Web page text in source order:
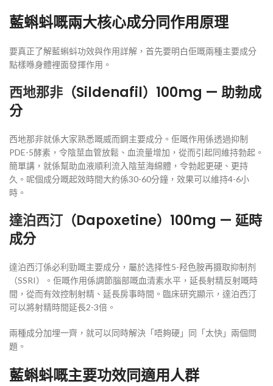
藍蝌蚪嘅兩大核心成分同作用原理
要真正了解藍蝌蚪功效與作用詳解，首先要明白佢嘅兩種主要成分
點樣喺身體裡面發揮作用。
西地那非 （Sildenafil）100mg — 助勃成
分
西地那非就係大家熟悉嘅威而鋼主要成分。佢嘅作用係透過抑制
PDE-5酵素，令陰莖血管放鬆、血流量增加，從而引起同維持勃起。
簡單講，就係幫助血液順利流入陰莖海綿體，令勃起更硬、更持
久。呢個成分嘅起效時間大約係30-60分鐘，效果可以維持4-6小
時。
達泊西汀 （Dapoxetine）100mg — 延時
成分
達泊西汀係必利勁嘅主要成分，屬於选择性5-羟色胺再摄取抑制剂
（SSRI）。佢嘅作用係調節腦部嘅血清素水平，延長射精反射嘅時
間，從而有效控制射精、延長房事時間。臨床研究顯示，達泊西汀
可以將射精時間延長2-3倍。
兩種成分加埋一齊，就可以同時解決「唔夠硬」同「太快」兩個問
題。
藍蝌蚪嘅主要功效同適用人群